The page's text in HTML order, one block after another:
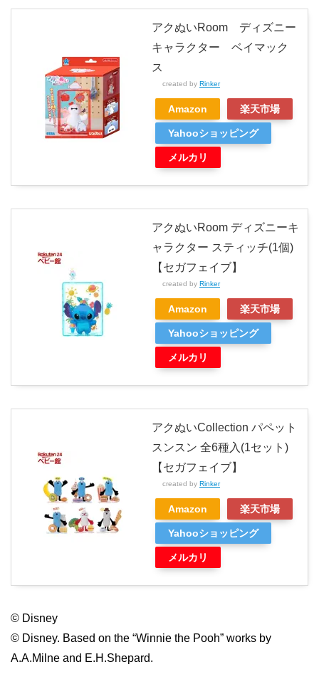
アクぬいRoom ディズニー
キャラクター ベイマック
ス
created by Rinker
Amazon 楽天市場
Yahooショッピング
メルカリ
アクぬいRoom ディズニーキ
ャラクター スティッチ(1個)
【セガフェイブ】
created by Rinker
Amazon 楽天市場
Yahooショッピング
メルカリ
アクぬいCollection パペット
スンスン 全6種入(1セット)
【セガフェイブ】
created by Rinker
Amazon 楽天市場
Yahooショッピング
メルカリ
© Disney
© Disney. Based on the “Winnie the Pooh” works by
A.A.Milne and E.H.Shepard.